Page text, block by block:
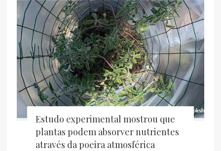
Estudo experimental mostrou que
plantas podem absorver nutrientes
através da poeira atmosférica